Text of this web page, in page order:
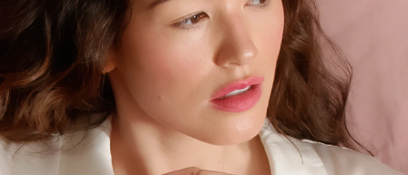
Cihazlarım
Siparişlerim
Adresim
Aboneliklerim
FAQ™ Pure Beauty-Tech Elixir
issa™ Teeth Whitening Set
English Deutsch
Español
Français
Português
Polski
Svenska
Русский
Türkçe
简体中文 繁體中文